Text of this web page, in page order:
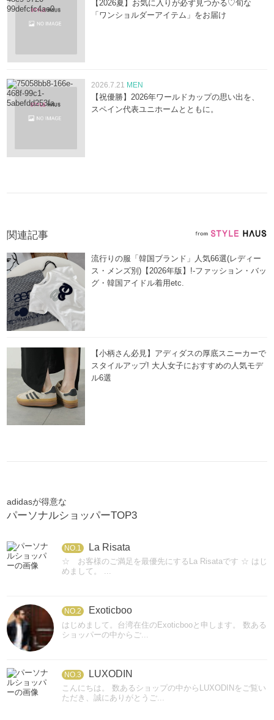
【2026夏】お気に入りが必ず見つかる♡旬な
「ワンショルダーアイテム」をお届け
2026.7.21 MEN
【祝優勝】2026年ワールドカップの思い出を、
スペイン代表ユニホームとともに。
関連記事
流行りの服「韓国ブランド」人気66選(レディー
ス・メンズ別)【2026年版】!-ファッション・バッ
グ・韓国アイドル着用etc.
【小柄さん必見】アディダスの厚底スニーカーで
スタイルアップ! 大人女子におすすめの人気モデ
ル6選
adidasが得意な
パーソナルショッパーTOP3
NO.1 La Risata
☆ お客様のご満足を最優先にするLa Risataです ☆ はじ
めまして。 ...
NO.2 Exoticboo
はじめまして。台湾在住のExoticbooと申します。 数ある
ショッパーの中からご...
NO.3 LUXODIN
こんにちは。 数あるショップの中からLUXODINをご覧い
ただき、誠にありがとうご...